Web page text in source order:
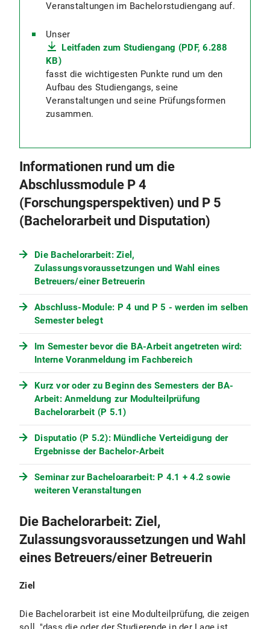
Veranstaltungen im Bachelorstudiengang auf.
Unser
Leitfaden zum Studiengang (PDF, 6.288
KB)
fasst die wichtigesten Punkte rund um den
Aufbau des Studiengangs, seine
Veranstaltungen und seine Prüfungsformen
zusammen.
Informationen rund um die
Abschlussmodule P 4
(Forschungsperspektiven) und P 5
(Bachelorarbeit und Disputation)
Die Bachelorarbeit: Ziel,
Zulassungsvoraussetzungen und Wahl eines
Betreuers/einer Betreuerin
Abschluss-Module: P 4 und P 5 - werden im selben
Semester belegt
Im Semester bevor die BA-Arbeit angetreten wird:
Interne Voranmeldung im Fachbereich
Kurz vor oder zu Beginn des Semesters der BA-
Arbeit: Anmeldung zur Modulteilprüfung
Bachelorarbeit (P 5.1)
Disputatio (P 5.2): Mündliche Verteidigung der
Ergebnisse der Bachelor-Arbeit
Seminar zur Bacheloararbeit: P 4.1 + 4.2 sowie
weiteren Veranstaltungen
Die Bachelorarbeit: Ziel,
Zulassungsvoraussetzungen und Wahl
eines Betreuers/einer Betreuerin
Ziel
Die Bachelorarbeit ist eine Modulteilprüfung, die zeigen